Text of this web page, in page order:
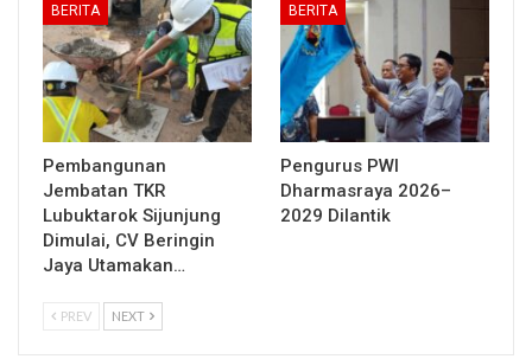
BERITA
Pembangunan
Jembatan TKR
Lubuktarok Sijunjung
Dimulai, CV Beringin
Jaya Utamakan…
BERITA
Pengurus PWI
Dharmasraya 2026–
2029 Dilantik
PREV NEXT